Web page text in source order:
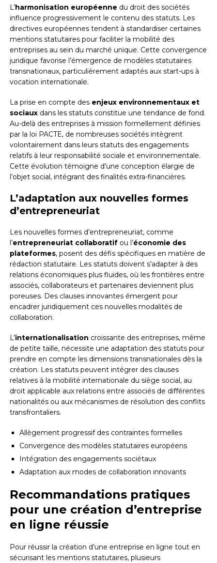
L’harmonisation européenne du droit des sociétés
influence progressivement le contenu des statuts. Les
directives européennes tendent à standardiser certaines
mentions statutaires pour faciliter la mobilité des
entreprises au sein du marché unique. Cette convergence
juridique favorise l’émergence de modèles statutaires
transnationaux, particulièrement adaptés aux start-ups à
vocation internationale.
La prise en compte des enjeux environnementaux et
sociaux dans les statuts constitue une tendance de fond.
Au-delà des entreprises à mission formellement définies
par la loi PACTE, de nombreuses sociétés intègrent
volontairement dans leurs statuts des engagements
relatifs à leur responsabilité sociale et environnementale.
Cette évolution témoigne d’une conception élargie de
l’objet social, intégrant des finalités extra-financières.
L’adaptation aux nouvelles formes
d’entrepreneuriat
Les nouvelles formes d’entrepreneuriat, comme
l’entrepreneuriat collaboratif ou l’économie des
plateformes, posent des défis spécifiques en matière de
rédaction statutaire. Les statuts doivent s’adapter à des
relations économiques plus fluides, où les frontières entre
associés, collaborateurs et partenaires deviennent plus
poreuses. Des clauses innovantes émergent pour
encadrer juridiquement ces nouvelles modalités de
collaboration.
L’internationalisation croissante des entreprises, même
de petite taille, nécessite une adaptation des statuts pour
prendre en compte les dimensions transnationales dès la
création. Les statuts peuvent intégrer des clauses
relatives à la mobilité internationale du siège social, au
droit applicable aux relations entre associés de différentes
nationalités ou aux mécanismes de résolution des conflits
transfrontaliers.
Allègement progressif des contraintes formelles
Convergence des modèles statutaires européens
Intégration des engagements sociétaux
Adaptation aux modes de collaboration innovants
Recommandations pratiques
pour une création d’entreprise
en ligne réussie
Pour réussir la création d’une entreprise en ligne tout en
sécurisant les mentions statutaires, plusieurs